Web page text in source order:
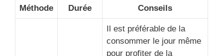
Méthode Durée Conseils
Il est préférable de la
consommer le jour même
pour profiter de la